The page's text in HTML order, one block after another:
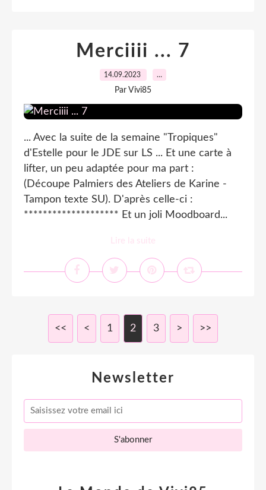
Merciiii ... 7
14.09.2023 …
Par Vivi85
... Avec la suite de la semaine "Tropiques"
d'Estelle pour le JDE sur LS ... Et une carte à
lifter, un peu adaptée pour ma part :
(Découpe Palmiers des Ateliers de Karine -
Tampon texte SU). D'après celle-ci :
******************** Et un joli Moodboard...
Lire la suite
<< < 1 2 3 > >>
Newsletter